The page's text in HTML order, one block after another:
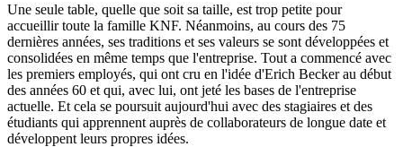
Une seule table, quelle que soit sa taille, est trop petite pour
accueillir toute la famille KNF. Néanmoins, au cours des 75
dernières années, ses traditions et ses valeurs se sont développées et
consolidées en même temps que l'entreprise. Tout a commencé avec
les premiers employés, qui ont cru en l'idée d'Erich Becker au début
des années 60 et qui, avec lui, ont jeté les bases de l'entreprise
actuelle. Et cela se poursuit aujourd'hui avec des stagiaires et des
étudiants qui apprennent auprès de collaborateurs de longue date et
développent leurs propres idées.